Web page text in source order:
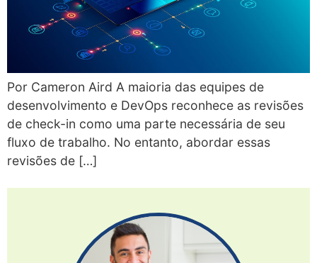
Por Cameron Aird A maioria das equipes de
desenvolvimento e DevOps reconhece as revisões
de check-in como uma parte necessária de seu
fluxo de trabalho. No entanto, abordar essas
revisões de […]